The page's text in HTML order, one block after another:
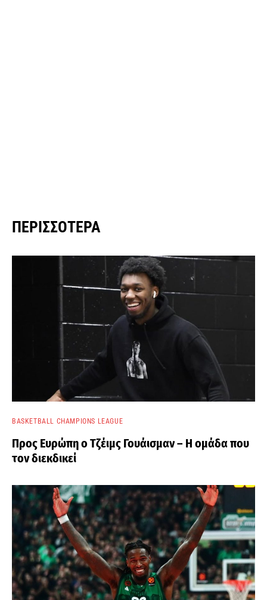
ΠΕΡΙΣΣΌΤΕΡΑ
BASKETBALL CHAMPIONS LEAGUE
Προς Ευρώπη ο Τζέιμς Γουάισμαν – Η ομάδα που
τον διεκδικεί